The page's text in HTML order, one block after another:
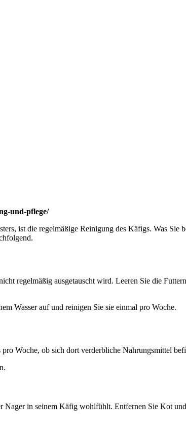
und-pflege/
ist die regelmäßige Reinigung des Käfigs. Was
regelmäßig ausgetauscht wird. Leeren Sie die
Wasser auf und reinigen Sie sie einmal pro Woche.
Woche, ob sich dort verderbliche Nahrungsmittel
Nager in seinem Käfig wohlfühlt. Entfernen Sie Kot